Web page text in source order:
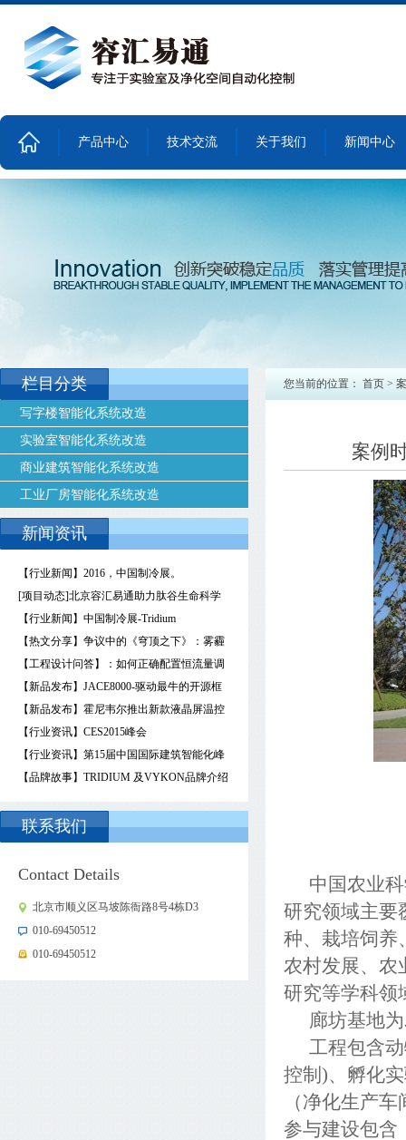
产品中心 技术交流 关于我们 新闻中心
您当前的位置： 首页 >
案例
中国农业
研究领域主要
种、栽培饲养
农村发展、农
研究等学科领
廊坊基地
工程包含
控制 )、孵化
（净化生产
参与建设包含
栏目分类
写字楼智能化系统改造
实验室智能化系统改造
商业建筑智能化系统改造
工业厂房智能化系统改造
新闻资讯
【行业新闻】2016，中国制冷展。
[项目动态]北京容汇易通助力肽谷生命科学
园抢占未来生物医药研究领域至高点
【行业新闻】中国制冷展-Tridium
【热文分享】争议中的《穹顶之下》：雾霾
存在于空气，还是人心？
【工程设计问答】：如何正确配置恒流量调
节阀和恒压差调节阀？
【新品发布】JACE8000-驱动最牛的开源框
架【新品发布】霍尼韦尔推出新款液晶屏温控
器【行业资讯】CES2015峰会
【行业资讯】第15届中国国际建筑智能化峰
会【品牌故事】TRIDIUM 及VYKON品牌介绍
联系我们
Contact Details
北京市顺义区马坡陈衙路8号4栋D3
010-69450512
010-69450512